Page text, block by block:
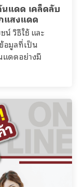
แดด เคล็ดลับ
แสงแดด
น์ วิธีใช้ และ
อมูลที่เป็น
แดดอย่างมี